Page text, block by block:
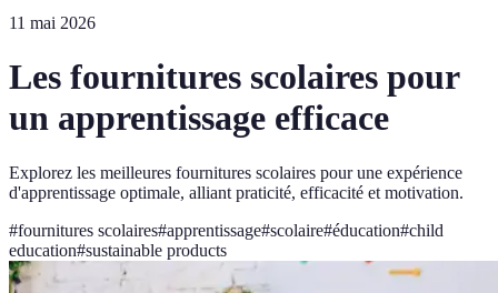
11 mai 2026
Les fournitures scolaires pour
un apprentissage efficace
Explorez les meilleures fournitures scolaires pour une expérience
d'apprentissage optimale, alliant praticité, efficacité et motivation.
#fournitures scolaires#apprentissage#scolaire#éducation#child
education#sustainable products